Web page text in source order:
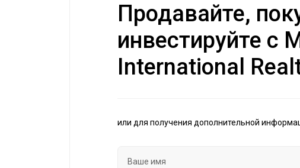
Продавайте,
инвестируйте с
International
или для получения дополнительной